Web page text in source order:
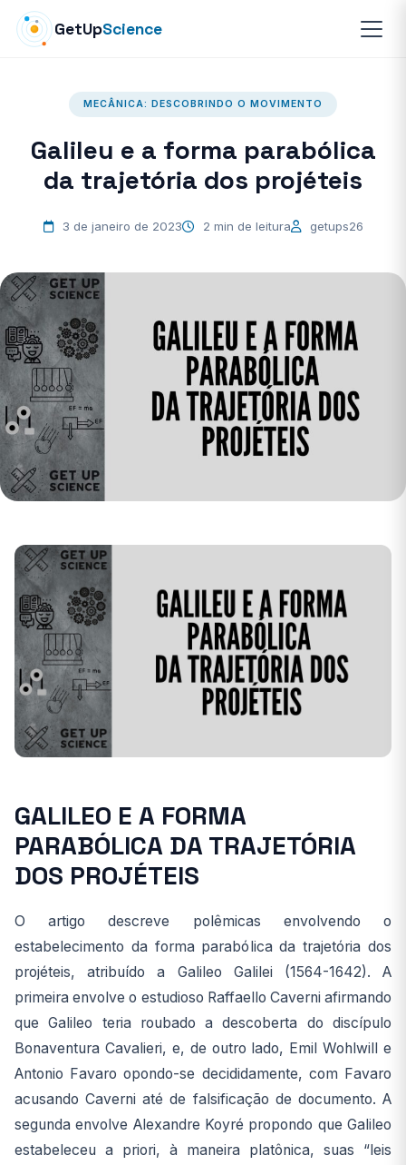
GetUpScience
MECÂNICA: DESCOBRINDO O MOVIMENTO
Galileu e a forma parabólica
da trajetória dos projéteis
3 de janeiro de 2023 2 min de leitura getups26
GALILEO E A FORMA
PARABÓLICA DA TRAJETÓRIA
DOS PROJÉTEIS
O artigo descreve polêmicas envolvendo o
estabelecimento da forma parabólica da trajetória dos
projéteis, atribuído a Galileo Galilei (1564-1642). A
primeira envolve o estudioso Raffaello Caverni afirmando
que Galileo teria roubado a descoberta do discípulo
Bonaventura Cavalieri, e, de outro lado, Emil Wohlwill e
Antonio Favaro opondo-se decididamente, com Favaro
acusando Caverni até de falsificação de documento. A
segunda envolve Alexandre Koyré propondo que Galileo
estabeleceu a priori, à maneira platônica, suas “leis